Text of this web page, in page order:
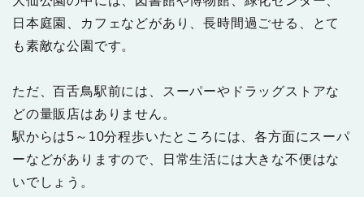
日本庭園、カフェなどがあり、長時間過ごせる、とて
も素敵な公園です。
ただ、百舌鳥駅前には、スーパーやドラッグストアな
どの量販店はありません。
駅からは5～10分程歩いたところには、各方面にスーパ
ーなどがありますので、日常生活には大きな不便はな
いでしょう。